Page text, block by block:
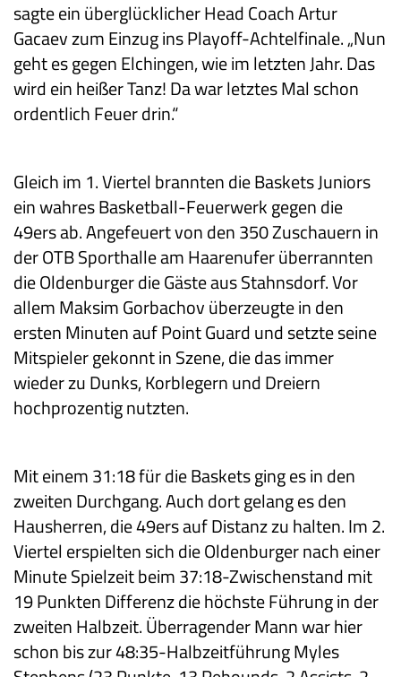
sagte ein überglücklicher Head Coach Artur
Gacaev zum Einzug ins Playoff-Achtelfinale. „Nun
geht es gegen Elchingen, wie im letzten Jahr. Das
wird ein heißer Tanz! Da war letztes Mal schon
ordentlich Feuer drin.“
Gleich im 1. Viertel brannten die Baskets Juniors
ein wahres Basketball-Feuerwerk gegen die
49ers ab. Angefeuert von den 350 Zuschauern in
der OTB Sporthalle am Haarenufer überrannten
die Oldenburger die Gäste aus Stahnsdorf. Vor
allem Maksim Gorbachov überzeugte in den
ersten Minuten auf Point Guard und setzte seine
Mitspieler gekonnt in Szene, die das immer
wieder zu Dunks, Korblegern und Dreiern
hochprozentig nutzten.
Mit einem 31:18 für die Baskets ging es in den
zweiten Durchgang. Auch dort gelang es den
Hausherren, die 49ers auf Distanz zu halten. Im 2.
Viertel erspielten sich die Oldenburger nach einer
Minute Spielzeit beim 37:18-Zwischenstand mit
19 Punkten Differenz die höchste Führung in der
zweiten Halbzeit. Überragender Mann war hier
schon bis zur 48:35-Halbzeitführung Myles